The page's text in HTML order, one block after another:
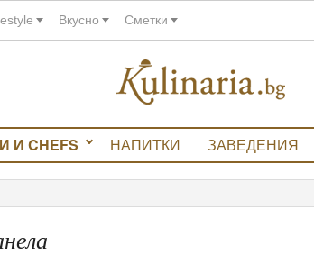
Вкусно Сметки
И CHEFS НАПИТКИ ЗАВЕДЕНИЯ